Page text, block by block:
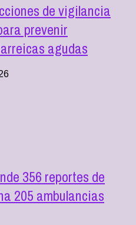
de vigilancia
prevenir
agudas
356 reportes de
205 ambulancias